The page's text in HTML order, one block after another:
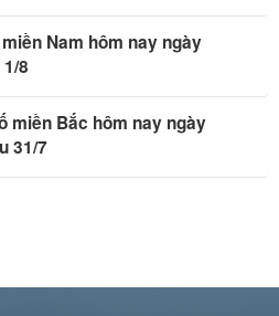
Nam hôm nay ngày
8
miền Bắc hôm nay ngày
31/7